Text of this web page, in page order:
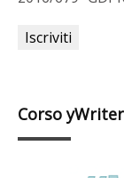
Corso